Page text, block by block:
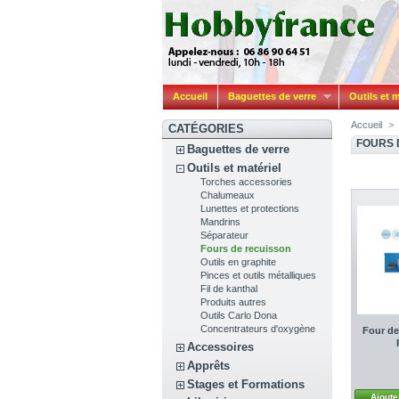
Accueil Baguettes de verre Outils et
CATÉGORIES
Baguettes de verre
Outils et matériel
Torches accessories
Chalumeaux
Lunettes et protections
Mandrins
Séparateur
Fours de recuisson
Outils en graphite
Pinces et outils métalliques
Fil de kanthal
Produits autres
Outils Carlo Dona
Concentrateurs d'oxygène
Accessoires
Apprêts
Stages et Formations
Accueil >
FOURS
Four